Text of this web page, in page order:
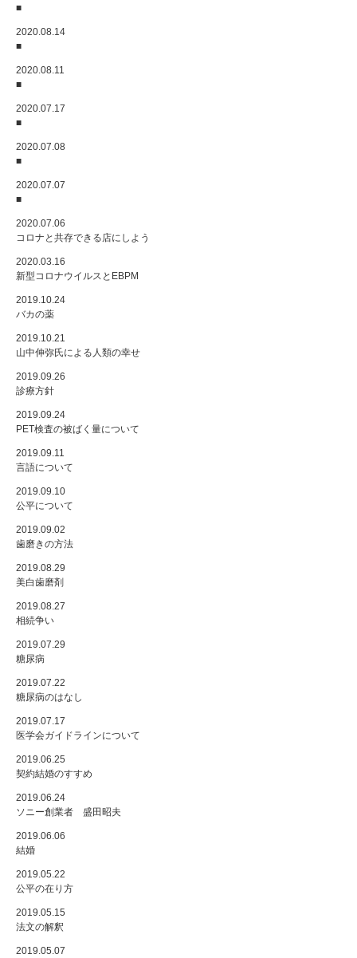
■
2020.08.14
■
2020.08.11
■
2020.07.17
■
2020.07.08
■
2020.07.07
■
2020.07.06
コロナと共存できる店にしよう
2020.03.16
新型コロナウイルスとEBPM
2019.10.24
バカの薬
2019.10.21
山中伸弥氏による人類の幸せ
2019.09.26
診療方針
2019.09.24
PET検査の被ばく量について
2019.09.11
言語について
2019.09.10
公平について
2019.09.02
歯磨きの方法
2019.08.29
美白歯磨剤
2019.08.27
相続争い
2019.07.29
糖尿病
2019.07.22
糖尿病のはなし
2019.07.17
医学会ガイドラインについて
2019.06.25
契約結婚のすすめ
2019.06.24
ソニー創業者 盛田昭夫
2019.06.06
結婚
2019.05.22
公平の在り方
2019.05.15
法文の解釈
2019.05.07